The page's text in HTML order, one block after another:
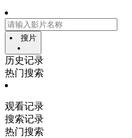
搜片
历史记录
热门搜索
观看记录
搜索记录
热门搜索